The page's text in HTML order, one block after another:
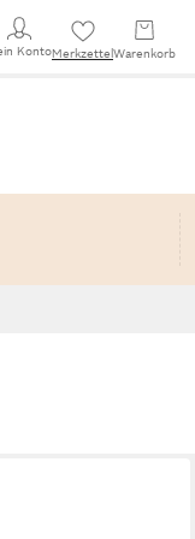
KontoMerkzettel Warenkorb